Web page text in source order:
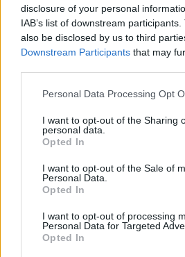
disclosure of your personal
IAB’s list of downstream
also be disclosed by us to third
Downstream Participants that may
Please note that this website/app
not limited to your visit or usage
grant or deny consent to Google and
use your data for below specified
consent section.
Personal Data Processing Opt
I want to opt-out of the Sharing
personal data.
Opted In
I want to opt-out of the Sale of
Personal Data.
Opted In
I want to opt-out of processing
Personal Data for Targeted
Opted In
Υποβολή
Όροι Χρήσης. Το site προστατεύεται
Πολιτική Απορρήτου&
ΑΛΕΞΗΣ ΤΣΙΠΡΑΣ
Share: